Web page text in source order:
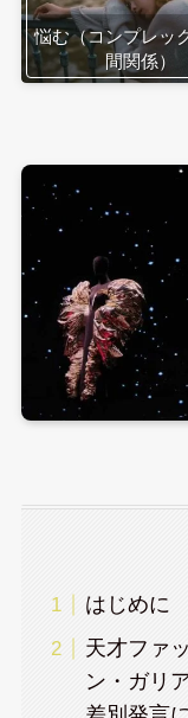
悩む（コンプレッ
間関係）
はじめに
天才ファ
ン・ガリ